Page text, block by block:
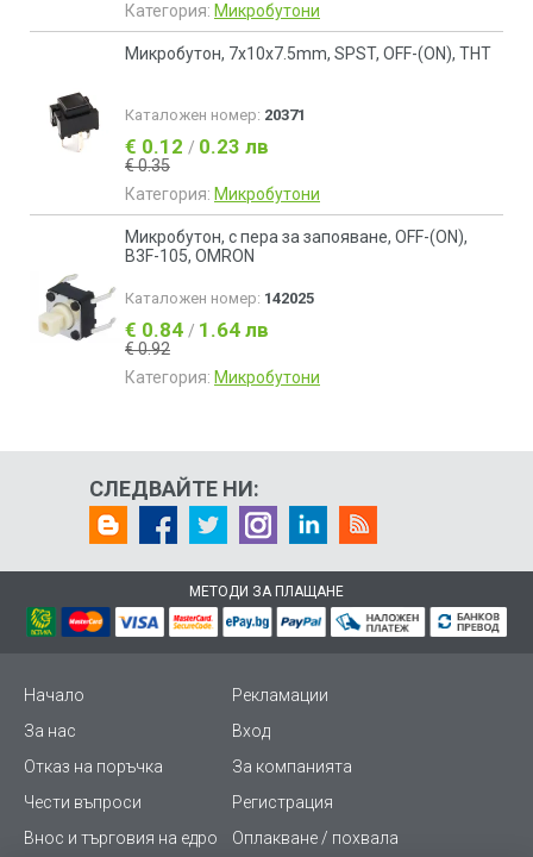
Категория: Микробутони
Микробутон, 7x10x7.5mm, SPST, OFF-(ON), THT
Каталожен номер: 20371
€ 0.12 / 0.23 лв
€ 0.35
Категория: Микробутони
Микробутон, с пера за запояване, OFF-(ON),
B3F-105, OMRON
Каталожен номер: 142025
€ 0.84 / 1.64 лв
€ 0.92
Категория: Микробутони
СЛЕДВАЙТЕ НИ:
МЕТОДИ ЗА ПЛАЩАНЕ
Начало
Рекламации
За нас
Вход
Отказ на поръчка
За компанията
Чести въпроси
Регистрация
Внос и търговия на едро
Оплакване / похвала